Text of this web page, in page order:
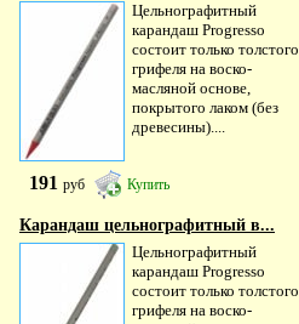
Цельнографитный
карандаш Progresso
состоит только толстого
грифеля на воско-
масляной основе,
покрытого лаком (без
древесины)....
191 руб Купить
Карандаш цельнографитный в...
Цельнографитный
карандаш Progresso
состоит только толстого
грифеля на воско-